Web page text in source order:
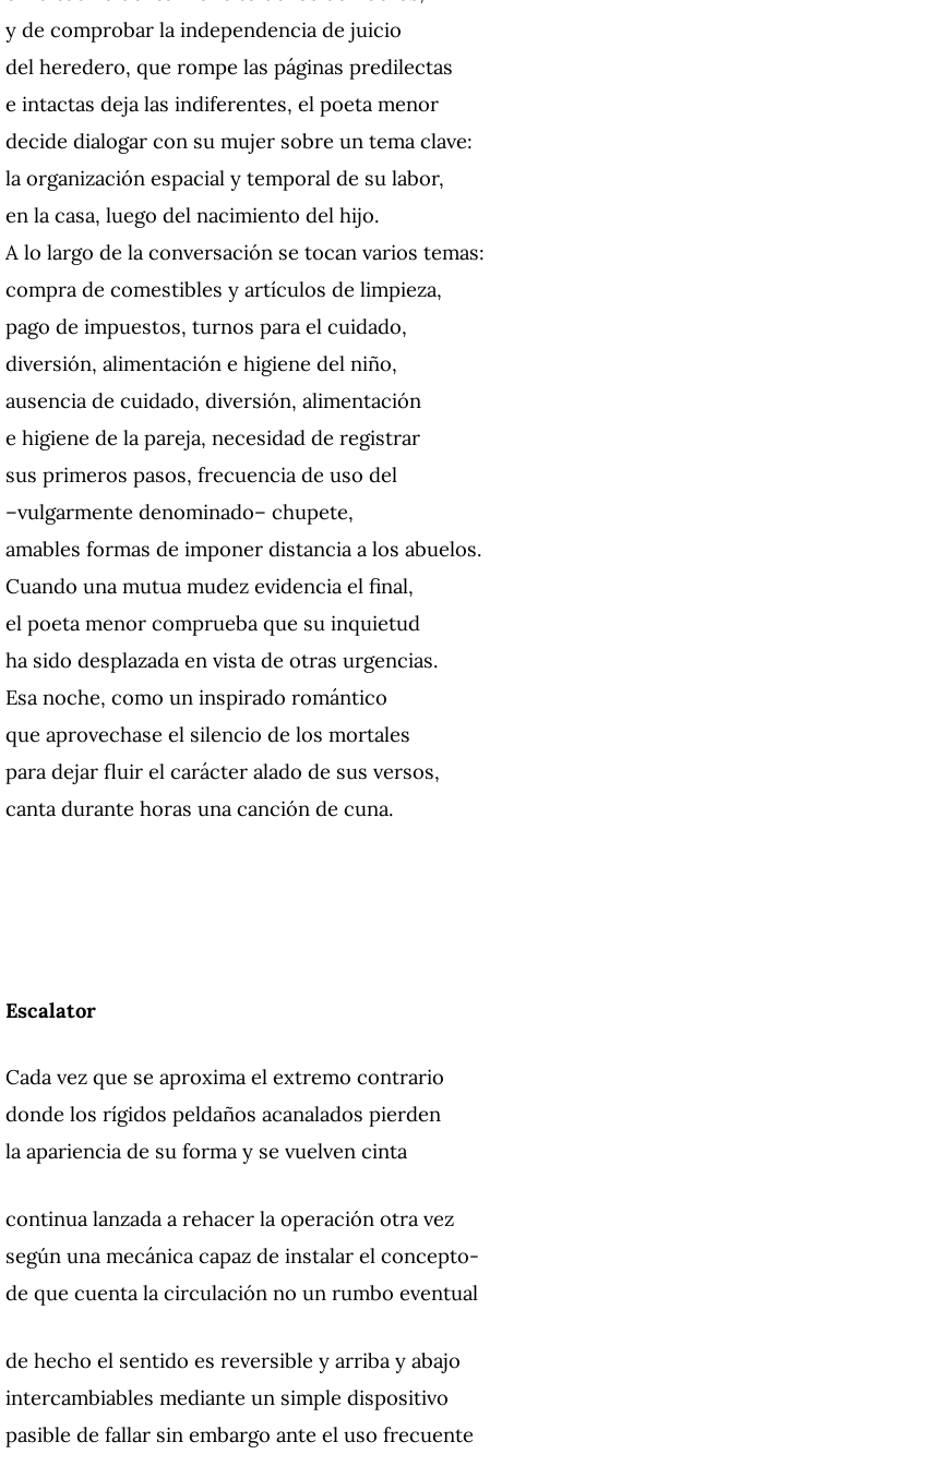
y de comprobar la independencia de juicio
del heredero, que rompe las páginas predilectas
e intactas deja las indiferentes, el poeta menor
decide dialogar con su mujer sobre un tema clave:
la organización espacial y temporal de su labor,
en la casa, luego del nacimiento del hijo.
A lo largo de la conversación se tocan varios temas:
compra de comestibles y artículos de limpieza,
pago de impuestos, turnos para el cuidado,
diversión, alimentación e higiene del niño,
ausencia de cuidado, diversión, alimentación
e higiene de la pareja, necesidad de registrar
sus primeros pasos, frecuencia de uso del
–vulgarmente denominado– chupete,
amables formas de imponer distancia a los abuelos.
Cuando una mutua mudez evidencia el final,
el poeta menor comprueba que su inquietud
ha sido desplazada en vista de otras urgencias.
Esa noche, como un inspirado romántico
que aprovechase el silencio de los mortales
para dejar fluir el carácter alado de sus versos,
canta durante horas una canción de cuna.
Escalator
Cada vez que se aproxima el extremo contrario
donde los rígidos peldaños acanalados pierden
la apariencia de su forma y se vuelven cinta
continua lanzada a rehacer la operación otra vez
según una mecánica capaz de instalar el concepto-
de que cuenta la circulación no un rumbo eventual
de hecho el sentido es reversible y arriba y abajo
intercambiables mediante un simple dispositivo
pasible de fallar sin embargo ante el uso frecuente